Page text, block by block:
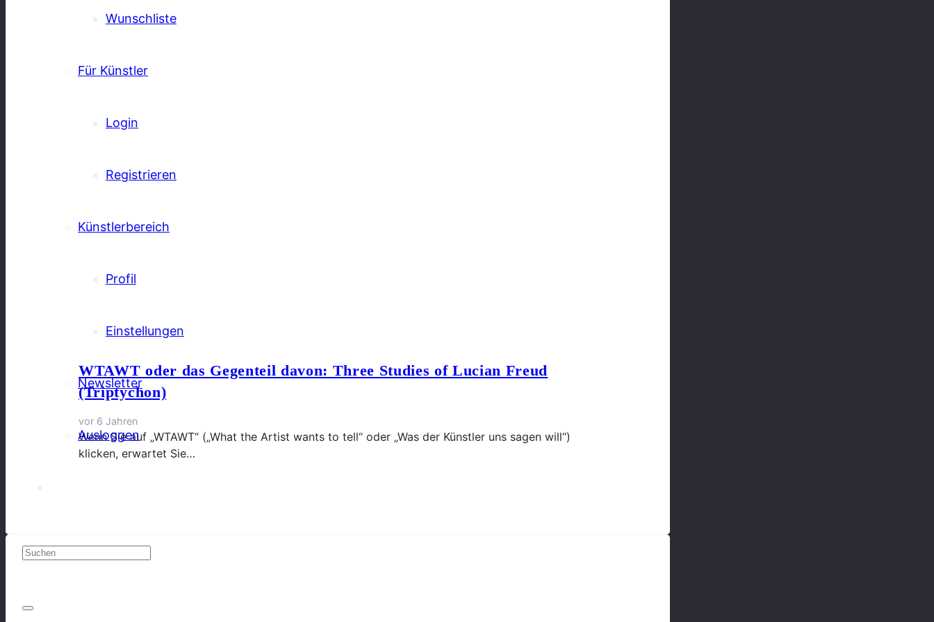
Wunschliste
Für Künstler
Login
Registrieren
Künstlerbereich
Profil
Einstellungen
Newsletter
Ausloggen
WTAWT oder das Gegenteil davon: Three Studies of Lucian Freud
(Triptychon)
vor 6 Jahren
Wenn Sie auf „WTAWT“ („What the Artist wants to tell“ oder „Was der Künstler uns sagen will“)
klicken, erwartet Sie…